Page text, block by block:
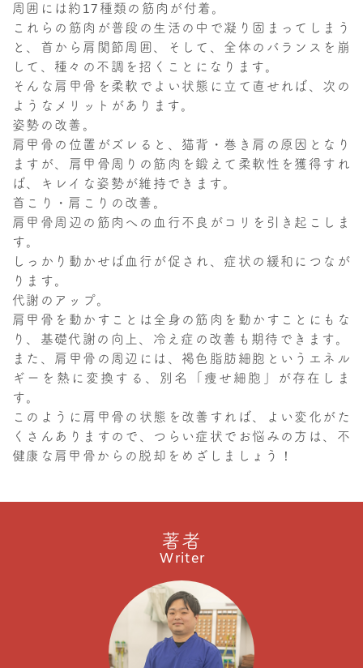
周囲には約17種類の筋肉が付着。
これらの筋肉が普段の生活の中で凝り固まってしまう
と、首から肩関節周囲、そして、全体のバランスを崩
して、種々の不調を招くことになります。
そんな肩甲骨を柔軟でよい状態に立て直せれば、次の
ようなメリットがあります。
姿勢の改善。
肩甲骨の位置がズレると、猫背・巻き肩の原因となり
ますが、肩甲骨周りの筋肉を鍛えて柔軟性を獲得すれ
ば、キレイな姿勢が維持できます。
首こり・肩こりの改善。
肩甲骨周辺の筋肉への血行不良がコリを引き起こしま
す。
しっかり動かせば血行が促され、症状の緩和につなが
ります。
代謝のアップ。
肩甲骨を動かすことは全身の筋肉を動かすことにもな
り、基礎代謝の向上、冷え症の改善も期待できます。
また、肩甲骨の周辺には、褐色脂肪細胞というエネル
ギーを熱に変換する、別名「痩せ細胞」が存在しま
す。
このように肩甲骨の状態を改善すれば、よい変化がた
くさんありますので、つらい症状でお悩みの方は、不
健康な肩甲骨からの脱却をめざしましょう！
著者
Writer